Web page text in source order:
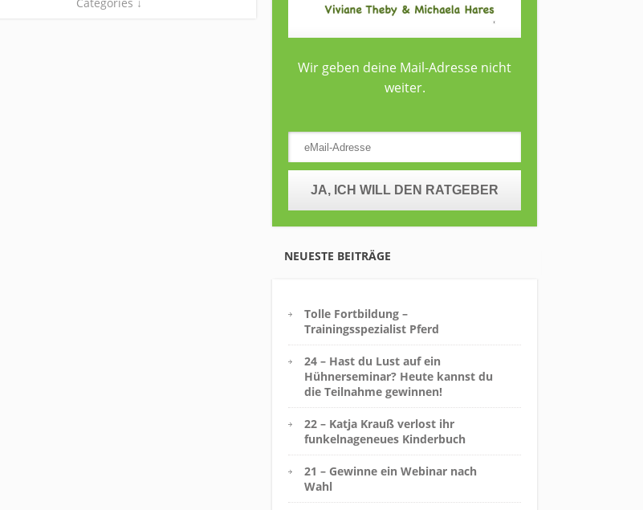
Wir geben deine Mail-Adresse nicht
weiter.
NEUESTE BEITRÄGE
Tolle Fortbildung –
Trainingsspezialist Pferd
24 – Hast du Lust auf ein
Hühnerseminar? Heute kannst du
die Teilnahme gewinnen!
22 – Katja Krauß verlost ihr
funkelnageneues Kinderbuch
21 – Gewinne ein Webinar nach
Wahl